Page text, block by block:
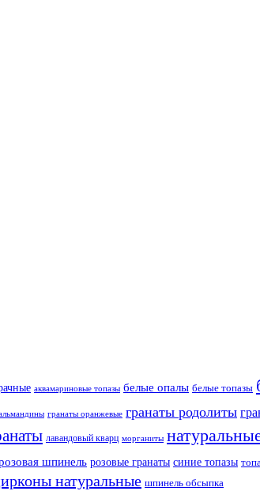
аквамариновые топазы белые опалы белые топазы
гранаты оранжевые гранаты родолиты
лавандовый кварц морганиты
шпинель розовые гранаты синие топазы
натуральные шпинель обсыпка